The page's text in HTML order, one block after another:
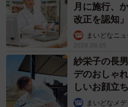
月に施行、
改正を認知
まいどなニ
2026.08.05
紗栄子の長
デのおしゃ
しいお顔立
で学ぶまいどなメデ